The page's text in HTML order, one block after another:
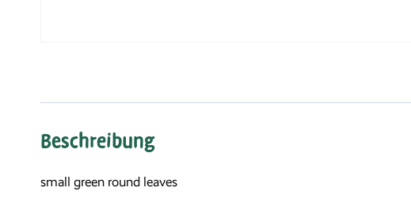
Beschreibung
small green round leaves